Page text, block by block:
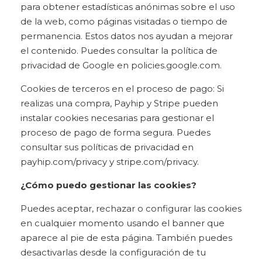
para obtener estadísticas anónimas sobre el uso
de la web, como páginas visitadas o tiempo de
permanencia. Estos datos nos ayudan a mejorar
el contenido. Puedes consultar la política de
privacidad de Google en policies.google.com.
Cookies de terceros en el proceso de pago: Si
realizas una compra, Payhip y Stripe pueden
instalar cookies necesarias para gestionar el
proceso de pago de forma segura. Puedes
consultar sus políticas de privacidad en
payhip.com/privacy y stripe.com/privacy.
¿Cómo puedo gestionar las cookies?
Puedes aceptar, rechazar o configurar las cookies
en cualquier momento usando el banner que
aparece al pie de esta página. También puedes
desactivarlas desde la configuración de tu